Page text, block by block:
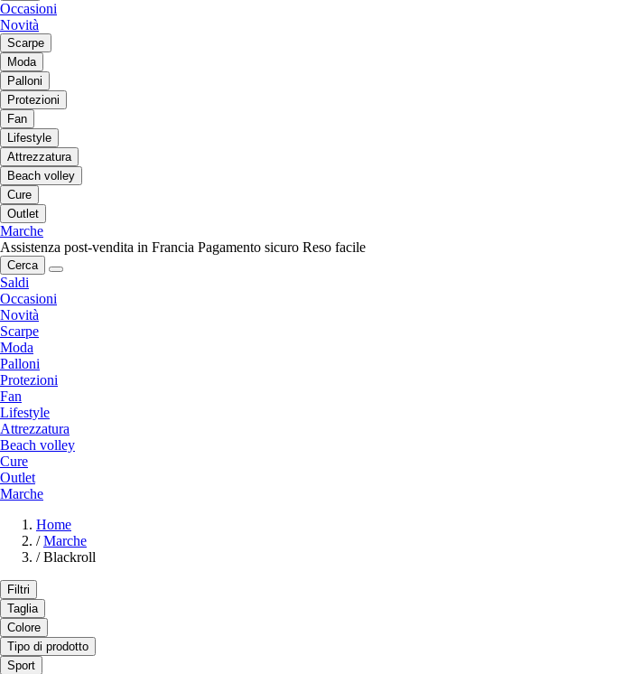
Occasioni
Novità
Scarpe
Moda
Palloni
Protezioni
Fan
Lifestyle
Attrezzatura
Beach volley
Cure
Outlet
Marche
Assistenza post-vendita in Francia Pagamento sicuro Reso facile
Cerca
Saldi
Occasioni
Novità
Scarpe
Moda
Palloni
Protezioni
Fan
Lifestyle
Attrezzatura
Beach volley
Cure
Outlet
Marche
Home
/ Marche
/ Blackroll
Filtri
Taglia
Colore
Tipo di prodotto
Sport